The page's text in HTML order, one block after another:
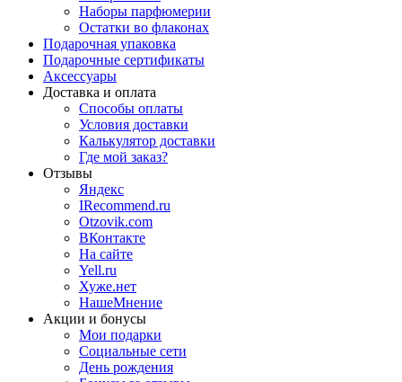
Наборы парфюмерии
Остатки во флаконах
Подарочная упаковка
Подарочные сертификаты
Аксессуары
Доставка и оплата
Способы оплаты
Условия доставки
Калькулятор доставки
Где мой заказ?
Отзывы
Яндекс
IRecommend.ru
Otzovik.com
ВКонтакте
На сайте
Yell.ru
Хуже.нет
НашеМнение
Акции и бонусы
Мои подарки
Социальные сети
День рождения